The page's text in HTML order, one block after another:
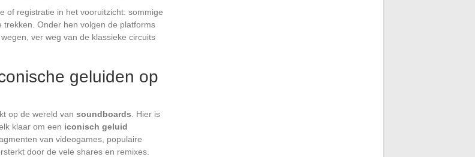
of registratie in het vooruitzicht: sommige
Onder hen volgen de platforms
ver weg van de klassieke circuits
geluiden op
op de wereld van soundboards . Hier is
klaar om een iconisch geluid
van videogames, populaire
door de vele shares en remixes.